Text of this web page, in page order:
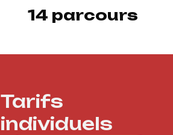
14 parcours
Tarifs
individuels